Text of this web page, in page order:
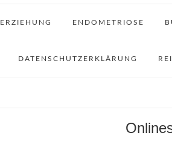
ERZIEHUNG ENDOMETRIOSE
DATENSCHUTZERKLÄRUNG